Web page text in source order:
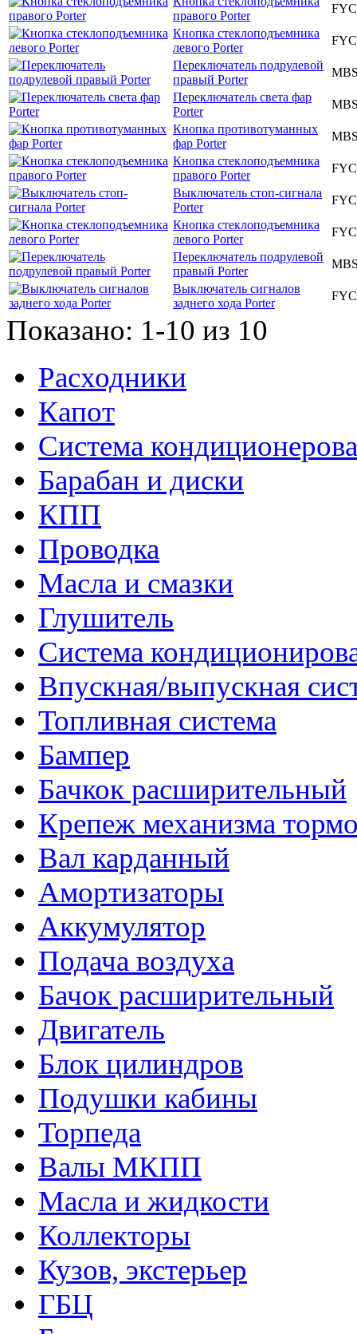
правого Porter
Кнопка стеклоподъемника
левого Porter
Переключатель подрулевой
правый Porter
Переключатель света фар
Porter
Кнопка противотуманных
фар Porter
Кнопка стеклоподъемника
правого Porter
FYC
Выключатель стоп-сигнала
Porter
FYC
Кнопка стеклоподъемника
левого Porter
FYC
Переключатель подрулевой
правый Porter
Выключатель сигналов
заднего хода Porter
FYC
Показано: 1-10 из 10
Расходники
Капот
Система
Барабан и диски
КПП
Проводка
Масла и смазки
Глушитель
Система
Впускная/выпускная
Топливная система
Бампер
Бачкок расширительный
Крепеж механизма
Вал карданный
Амортизаторы
Аккумулятор
Подача воздуха
Бачок расширительный
Двигатель
Блок цилиндров
Подушки кабины
Торпеда
Валы МКПП
Масла и жидкости
Коллекторы
Кузов, экстерьер
ГБЦ